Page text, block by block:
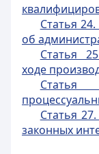
Статья
об
Статья
ходе
Статья
Статья
законных